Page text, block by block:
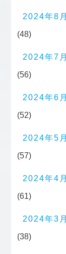
2024年8月
(48)
2024年7月
(56)
2024年6月
(52)
2024年5月
(57)
2024年4月
(61)
2024年3月
(38)